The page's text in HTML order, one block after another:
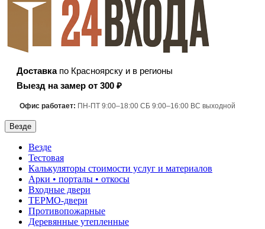
Доставкапо Красноярску и в регионы
Выезд на замер от 300 ₽
Офис работает: ПН-ПТ 9:00–18:00 СБ 9:00–16:00 ВС выходной
Везде
Везде
Тестовая
Калькуляторы стоимости услуг и материалов
Арки • порталы • откосы
Входные двери
ТЕРМО-двери
Противопожарные
Деревянные утепленные